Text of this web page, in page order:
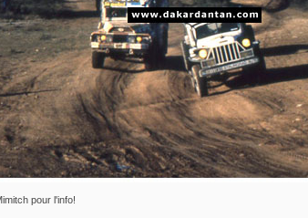
pour l'info!